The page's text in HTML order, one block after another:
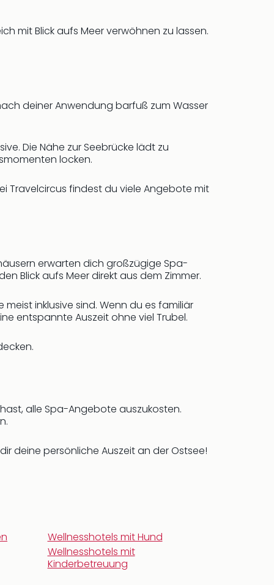
mit Blick aufs Meer verwöhnen zu lassen.
deiner Anwendung barfuß zum Wasser
Die Nähe zur Seebrücke lädt zu
locken.
Travelcircus findest du viele Angebote mit
erwarten dich großzügige Spa-
Blick aufs Meer direkt aus dem Zimmer.
inklusive sind. Wenn du es familiär
entspannte Auszeit ohne viel Trubel.
alle Spa-Angebote auszukosten.
deine persönliche Auszeit an der Ostsee!
Wellnesshotels mit Hund
Wellnesshotels mit
Kinderbetreuung